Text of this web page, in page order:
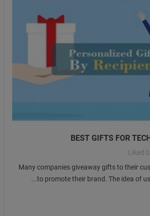
BEST GIFTS FOR
0
Liked
Many companies giveaway gifts to their
to promote their brand. The idea of